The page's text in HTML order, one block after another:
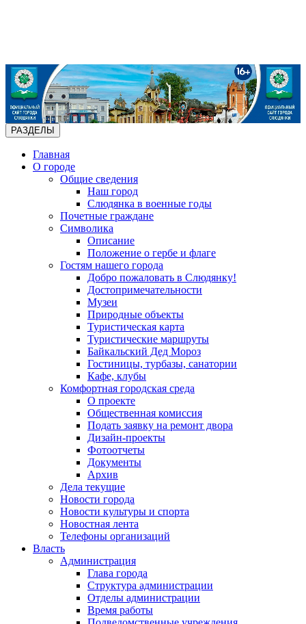
РАЗДЕЛЫ
Главная
О городе
Общие сведения
Наш город
Слюдянка в военные годы
Почетные граждане
Символика
Описание
Положение о гербе и флаге
Гостям нашего города
Добро пожаловать в Слюдянку!
Достопримечательности
Музеи
Природные объекты
Туристическая карта
Туристические маршруты
Байкальский Дед Мороз
Гостиницы, турбазы, санатории
Кафе, клубы
Комфортная городская среда
О проекте
Общественная комиссия
Подать заявку на ремонт двора
Дизайн-проекты
Фотоотчеты
Документы
Архив
Дела текущие
Новости города
Новости культуры и спорта
Новостная лента
Телефоны организаций
Власть
Администрация
Глава города
Структура администрации
Отделы администрации
Время работы